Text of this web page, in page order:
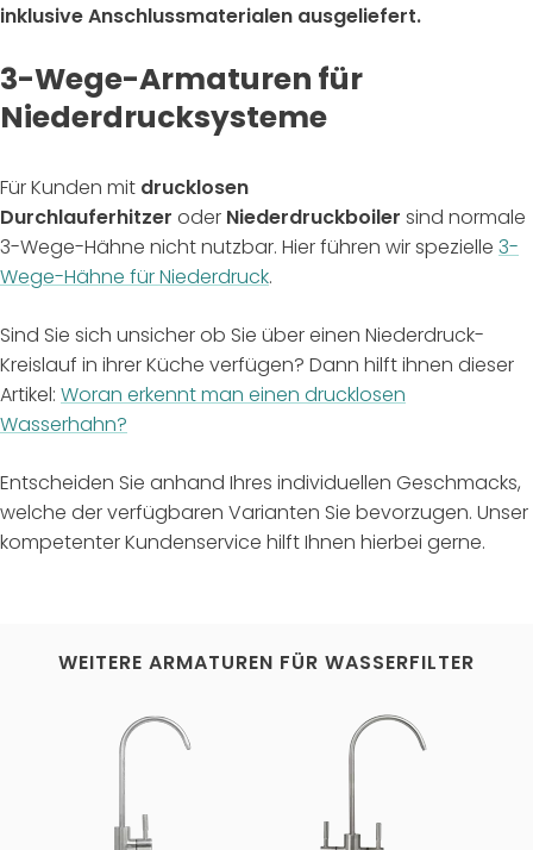
inklusive Anschlussmaterialen ausgeliefert.
3-Wege-Armaturen für
Niederdrucksysteme
Für Kunden mit drucklosen
Durchlauferhitzer oder Niederdruckboiler sind normale
3-Wege-Hähne nicht nutzbar. Hier führen wir spezielle 3-
Wege-Hähne für Niederdruck.
Sind Sie sich unsicher ob Sie über einen Niederdruck-
Kreislauf in ihrer Küche verfügen? Dann hilft ihnen dieser
Artikel: Woran erkennt man einen drucklosen
Wasserhahn?
Entscheiden Sie anhand Ihres individuellen Geschmacks,
welche der verfügbaren Varianten Sie bevorzugen. Unser
kompetenter Kundenservice hilft Ihnen hierbei gerne.
WEITERE ARMATUREN FÜR WASSERFILTER